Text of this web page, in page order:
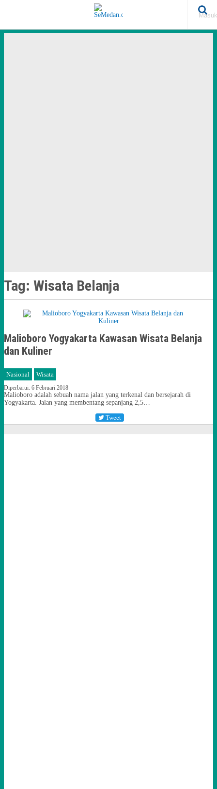
Tag: Wisata Belanja
Malioboro Yogyakarta Kawasan Wisata Belanja
dan Kuliner
Nasional Wisata
Diperbarui: 6 Februari 2018
Malioboro adalah sebuah nama jalan yang terkenal dan bersejarah di
Yogyakarta. Jalan yang membentang sepanjang 2,5…
Tweet